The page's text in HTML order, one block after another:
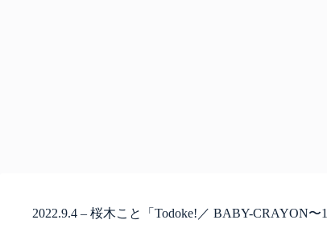
2022.9.4 – 桜木こと「Todoke!／ BABY-CRAYON〜